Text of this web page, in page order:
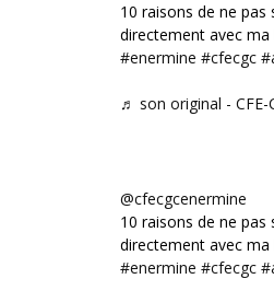
10 raisons de ne pas
directement avec ma
#enermine #cfecgc
♬ son original - CFE-
@cfecgcenermine
10 raisons de ne pas
directement avec ma
#enermine #cfecgc